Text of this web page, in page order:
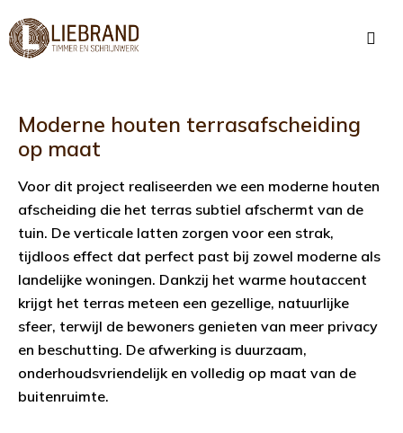
Moderne houten terrasafscheiding
op maat
Voor dit project realiseerden we een moderne houten
afscheiding die het terras subtiel afschermt van de
tuin. De verticale latten zorgen voor een strak,
tijdloos effect dat perfect past bij zowel moderne als
landelijke woningen. Dankzij het warme houtaccent
krijgt het terras meteen een gezellige, natuurlijke
sfeer, terwijl de bewoners genieten van meer privacy
en beschutting. De afwerking is duurzaam,
onderhoudsvriendelijk en volledig op maat van de
buitenruimte.